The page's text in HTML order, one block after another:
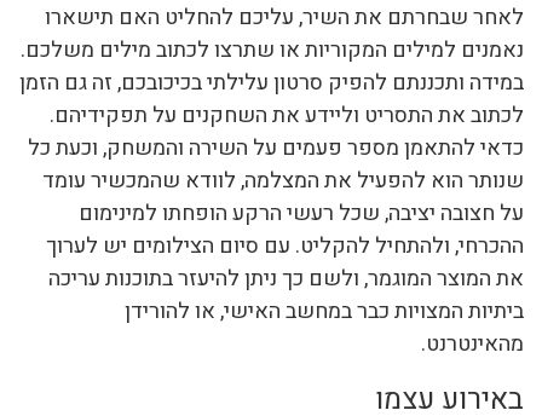
לאחר שבחרתם את השיר, עליכם להחליט האם תישארו
נאמנים למילים המקוריות או שתרצו לכתוב מילים משלכם.
במידה ותכננתם להפיק סרטון עלילתי בכיכובכם, זה גם הזמן
לכתוב את התסריט וליידע את השחקנים על תפקידיהם.
כדאי להתאמן מספר פעמים על השירה והמשחק, וכעת כל
שנותר הוא להפעיל את המצלמה, לוודא שהמכשיר עומד
על חצובה יציבה, שכל רעשי הרקע הופחתו למינימום
ההכרחי, ולהתחיל להקליט. עם סיום הצילומים יש לערוך
את המוצר המוגמר, ולשם כך ניתן להיעזר בתוכנות עריכה
ביתיות המצויות כבר במחשב האישי, או להורידן
מהאינטרנט.
באירוע עצמו